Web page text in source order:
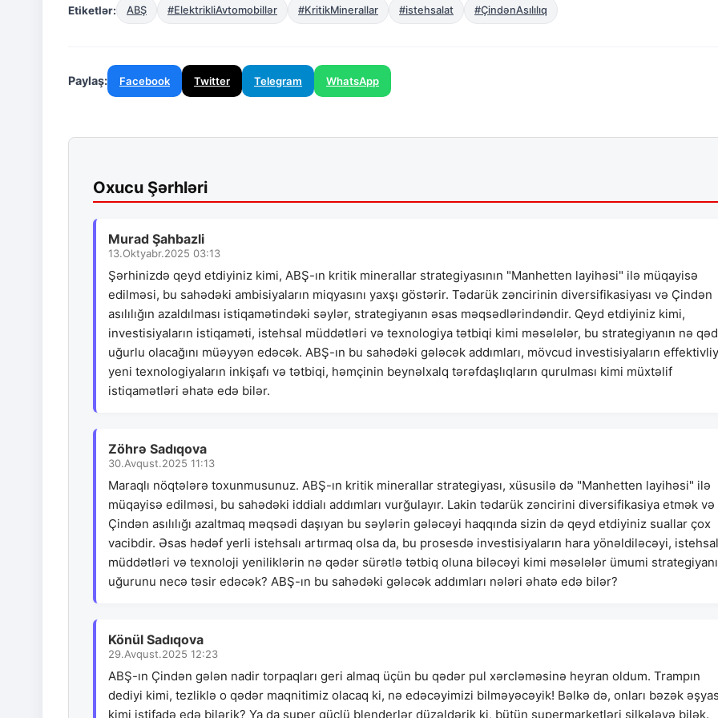
Etiketlər: ABŞ #ElektrikliAvtomobillər #KritikMinerallar #istehsalat #ÇindənAsılılıq
Paylaş: Facebook Twitter Telegram WhatsApp
Oxucu Şərhləri
Murad Şahbazli
13.Oktyabr.2025 03:13
Şərhinizdə qeyd etdiyiniz kimi, ABŞ-ın kritik minerallar strategiyasının "Manhetten layihəsi" ilə müqayisə
edilməsi, bu sahədəki ambisiyaların miqyasını yaxşı göstərir. Tədarük zəncirinin diversifikasiyası və Çindən
asılılığın azaldılması istiqamətindəki səylər, strategiyanın əsas məqsədlərindəndir. Qeyd etdiyiniz kimi,
investisiyaların istiqaməti, istehsal müddətləri və texnologiya tətbiqi kimi məsələlər, bu strategiyanın nə
uğurlu olacağını müəyyən edəcək. ABŞ-ın bu sahədəki gələcək addımları, mövcud investisiyaların
yeni texnologiyaların inkişafı və tətbiqi, həmçinin beynəlxalq tərəfdaşlıqların qurulması kimi müxtəlif
istiqamətləri əhatə edə bilər.
Zöhrə Sadıqova
30.Avqust.2025 11:13
Maraqlı nöqtələrə toxunmusunuz. ABŞ-ın kritik minerallar strategiyası, xüsusilə də "Manhetten layihəsi" ilə
müqayisə edilməsi, bu sahədəki iddialı addımları vurğulayır. Lakin tədarük zəncirini diversifikasiya etmək və
Çindən asılılığı azaltmaq məqsədi daşıyan bu səylərin gələcəyi haqqında sizin də qeyd etdiyiniz suallar çox
vacibdir. Əsas hədəf yerli istehsalı artırmaq olsa da, bu prosesdə investisiyaların hara yönəldiləcəyi, istehsal
müddətləri və texnoloji yeniliklərin nə qədər sürətlə tətbiq oluna biləcəyi kimi məsələlər ümumi
uğurunu necə təsir edəcək? ABŞ-ın bu sahədəki gələcək addımları nələri əhatə edə bilər?
Könül Sadıqova
29.Avqust.2025 12:23
ABŞ-ın Çindən gələn nadir torpaqları geri almaq üçün bu qədər pul xərcləməsinə heyran oldum. Trampın
dediyi kimi, tezliklə o qədər maqnitimiz olacaq ki, nə edəcəyimizi bilməyəcəyik! Bəlkə də, onları bəzək
kimi istifadə edə bilərik? Ya da super güclü blenderlər düzəldərik ki, bütün supermarketləri silkələyə bilək.